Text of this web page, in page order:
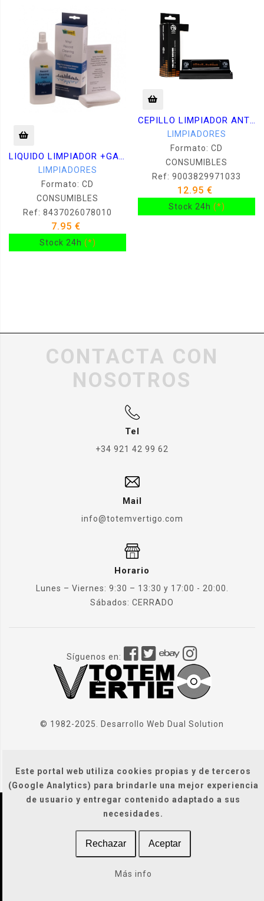
Este portal web utiliza cookies propias y de terceros
(Google Analytics) para brindarle una mejor experiencia
de usuario y entregar contenido adaptado a sus
necesidades.
Rechazar Aceptar
Más info
LIQUIDO LIMPIADOR +GAMUZA -VINILO CD DVD BR-
LIMPIADORES
Formato: CD
CONSUMIBLES
Ref: 8437026078010
7.95 €
Stock 24h (*)
CEPILLO LIMPIADOR ANTIESTATICO VINILO TERCIOPELO
LIMPIADORES
Formato: CD
CONSUMIBLES
Ref: 9003829971033
12.95 €
Stock 24h (*)
CONTACTA CON
NOSOTROS
Tel
+34 921 42 99 62
Mail
info@totemvertigo.com
Horario
Lunes – Viernes: 9:30 – 13:30 y 17:00 - 20:00.
Sábados: CERRADO
Síguenos en:
© 1982-2025. Desarrollo Web Dual Solution
| Condiciones Generales
Gastos de envío
|
Legal / Privacidad / Cookies / Accesibilidad